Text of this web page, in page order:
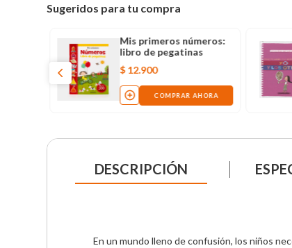
Sugeridos para tu compra
Mis primeros números:
libro de pegatinas
$ 12.900
COMPRAR AHORA
DESCRIPCIÓN
En un mundo lleno de confusión, los niños